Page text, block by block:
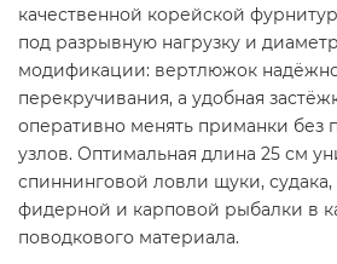
качественной корейской
под разрывную нагрузку и
модификации: вертлюжок
перекручивания, а удобная
оперативно менять приманки без
узлов. Оптимальная длина 25 см
спиннинговой ловли щуки, судака,
фидерной и карповой рыбалки в
поводкового материала.